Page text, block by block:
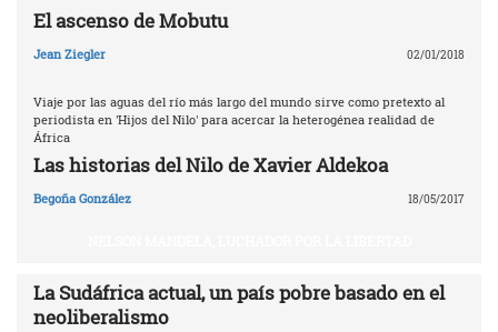
El ascenso de Mobutu
Jean Ziegler 02/01/2018
Viaje por las aguas del río más largo del mundo sirve como pretexto al
periodista en 'Hijos del Nilo' para acercar la heterogénea realidad de
África
Las historias del Nilo de Xavier Aldekoa
Begoña González 18/05/2017
La Sudáfrica actual, un país pobre basado en el
neoliberalismo